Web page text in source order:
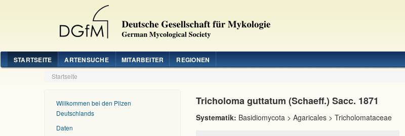
STARTSEITE ARTENSUCHE MITARBEITER REGIONEN
Startseite
Willkommen bei den Pilzen
Deutschlands
Daten
Tricholoma guttatum (Schaeff.) Sacc. 1871
Systematik: Basidiomycota > Agaricales > Tricholomataceae